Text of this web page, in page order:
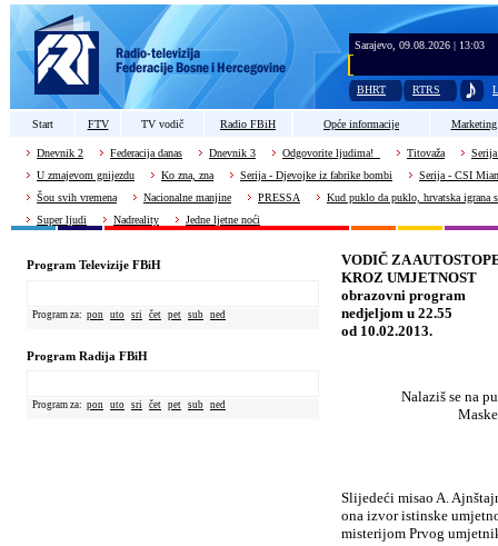
Sarajevo, 09.08.2026 | 13:03
BHRT RTRS
Start FTV TV vodič Radio FBiH Opće informacije Marketing
Dnevnik 2 Federacija danas Dnevnik 3 Odgovorite ljudima! Titovaža
U zmajevom gnijezdu
Ko zna, zna Serija - Djevojke iz fabrike bombi
Serija - CSI
Šou svih vremena
Nacionalne manjine PRESSA
Kud puklo da puklo, hrvatska igrana
Super ljudi
Nadreality Jedne ljetne noći
Program Televizije FBiH
Program za: pon uto sri čet pet sub ned
Program Radija FBiH
Program za: pon uto sri čet pet sub ned
VODIČ ZA
KROZ UMJETNOST
obrazovni program
nedjeljom u 22.55
od 10.02.2013.
Nalaziš se na
Slijedeći misao A.
ona izvor istinske
misterijom Prvog